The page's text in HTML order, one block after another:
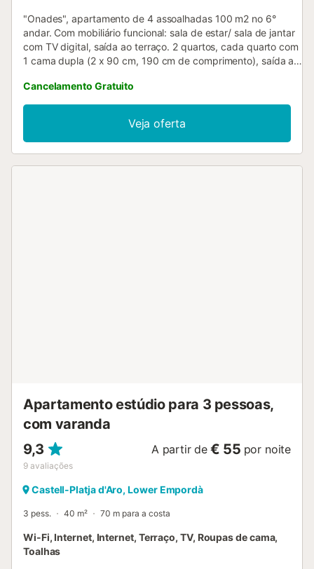
"Onades", apartamento de 4 assoalhadas 100 m2 no 6°
andar. Com mobiliário funcional: sala de estar/ sala de jantar
com TV digital, saída ao terraço. 2 quartos, cada quarto com
1 cama dupla (2 x 90 cm, 190 cm de comprimento), saída ao
comprimento), saída ao terraço. Cozinha (forno, 2 placas de
vitrocerâmica, torradeira, chaleira, microondas, máquina de
café eléctrica). Duche/WC, WC separado. Nenhuma opção
de aquecimento. Terraço grande. Móveis de terraço. Vista
esplêndida ao mar. O alojamento dispõe de: máquina de lavar
Cancelamento Gratuito
Veja oferta
Apartamento estúdio para 3 pessoas,
com varanda
9,3
9 avaliações
A partir de € 55 por noite
Castell-Platja d'Aro, Lower Empordà
3 pess. 40 m² 70 m para a costa
Wi-Fi, Internet, Internet, Terraço, TV, Roupas de cama,
Toalhas